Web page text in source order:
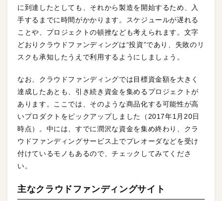
に到達したとしても、それから製造を開始するため、入
手するまでに時間がかかります。スケジュールが遅れる
ことや、プロジェクトの頓挫なども考えられます。文字
どおりクラウドファンディングは“投資”であり、失敗のリ
スクも承知したうえで利用するようにしましょう。
なお、クラウドファンディングでは目標資金額を大きく
達成したあとも、引き続き資金を集めるプロジェクトが
あります。ここでは、そのような商品化する可能性が高
いプロダクトをピックアップしました（2017年1月20日
時点）。中には、すでに潤沢な資金を集め終わり、クラ
ウドファンディングサービス上でプレオーダなどを受け
付けているモノもあるので、チェックしてみてくださ
い。
主なクラウドファンディングサイト